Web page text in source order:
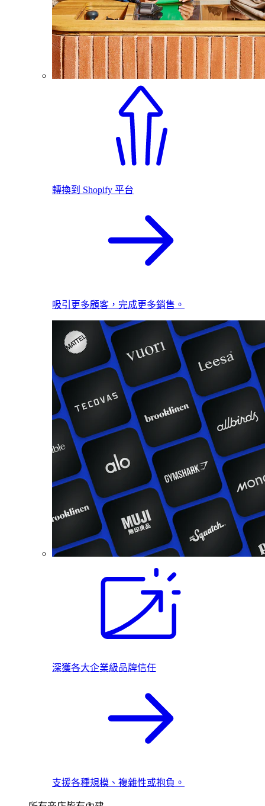
轉換到 Shopify 平台
吸引更多顧客，完成更多銷售。
深獲各大企業級品牌信任
支援各種規模、複雜性或抱負。